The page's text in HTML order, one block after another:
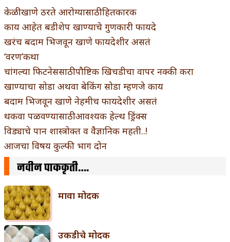
केळी खाणे ठरते आरोग्यासाठी हितकारक
काय आहेत बडीशेप खाण्याचे गुणकारी फायदे
खरंच बदाम भिजवून खाणे फायदेशीर असतं
‘वरण’कथा
चांगल्या फिटनेससाठी पौष्टिक खिचडीचा वापर नक्की करा
खाण्याचा सोडा अथवा बेकिंग सोडा म्हणजे काय
बदाम भिजवून खाणे नेहमीच फायदेशीर असतं
थकवा पळवण्यासाठी आवश्यक हेल्थ ड्रिंक्स
विड्याचे पान शास्त्रोक्त व वैज्ञानिक महती..!
आजचा विषय कुल्फी भाग दोन
नवीन पाककृती….
मावा मोदक
उकडीचे मोदक